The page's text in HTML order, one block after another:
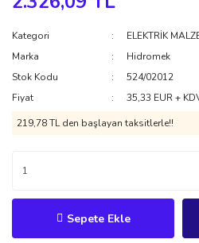
Kategori
ELEKTRİK
Marka
Hidromek
Stok Kodu
524/02012
Fiyat
35,33 EUR +
219,78 TL den başlayan taksitlerle!!
Sepete Ekle